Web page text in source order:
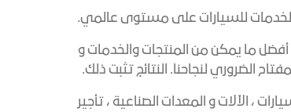
للسيارات على مستوى عالمي.
ما يمكن من المنتجات والخدمات و
الضروري لنجاحنا. النتائج تثبت ذلك.
السيارات في منطقة الشرق الأوسط؛ تتكون من 5 أقسام ، وتقدم السيارات ، الآلات و المعدات الصناعية ، تأجير